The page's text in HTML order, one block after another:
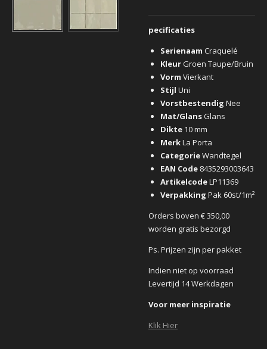
pecificaties
Serienaam Craquelé
Kleur Groen Taupe/Bruin
Vorm Vierkant
Stijl Uni
Vorstbestendig Nee
Mat/Glans Glans
Dikte 10 mm
MerkLa Porta
CategorieWandtegel
EAN Code 8435293003643
ArtikelcodeLP11369
Verpakking Pak 60st/1m²
Orders boven € 350,00
worden gratis bezorgd
Ps. Prijzen zijn per pakket
Indien niet op voorraad
Levertijd 14 Werkdagen
Voor meer inspiratie
Klik Hier